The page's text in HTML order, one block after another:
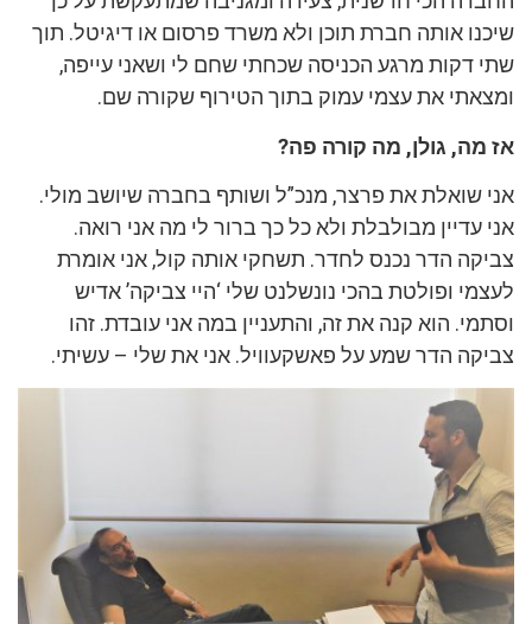
שיכנו אותה חברת תוכן ולא משרד פרסום או דיגיטל. תוך
שתי דקות מרגע הכניסה שכחתי שחם לי ושאני עייפה,
ומצאתי את עצמי עמוק בתוך הטירוף שקורה שם.
אז מה, גולן, מה קורה פה?
אני שואלת את פרצר, מנכ”ל ושותף בחברה שיושב מולי.
אני עדיין מבולבלת ולא כל כך ברור לי מה אני רואה.
צביקה הדר נכנס לחדר. תשחקי אותה קול, אני אומרת
לעצמי ופולטת בהכי נונשלנט שלי ‘היי צביקה’ אדיש
וסתמי. הוא קנה את זה, והתעניין במה אני עובדת. זהו
צביקה הדר שמע על פאשקעוויל. אני את שלי – עשיתי.